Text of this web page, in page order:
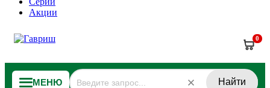
Акции
0
МЕНЮ Найти